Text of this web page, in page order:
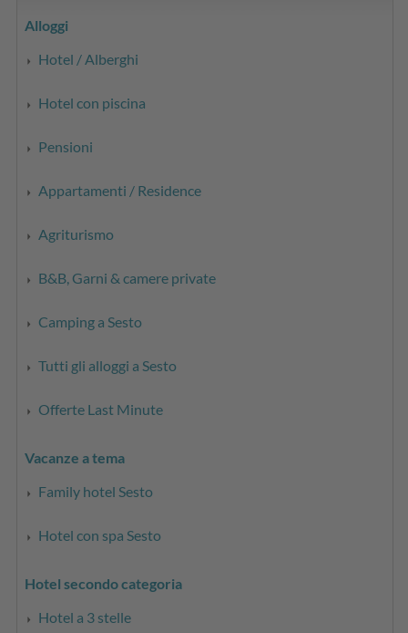
Alloggi
Hotel / Alberghi
Hotel con piscina
Pensioni
Appartamenti / Residence
Agriturismo
B&B, Garni & camere private
Camping a Sesto
Tutti gli alloggi a Sesto
Offerte Last Minute
Vacanze a tema
Family hotel Sesto
Hotel con spa Sesto
Hotel secondo categoria
Hotel a 3 stelle